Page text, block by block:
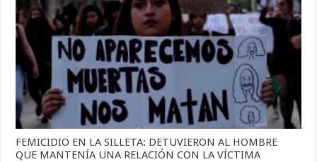
FEMICIDIO EN LA SILLETA: DETUVIERON AL HOMBRE
QUE MANTENÍA UNA RELACIÓN CON LA VÍCTIMA